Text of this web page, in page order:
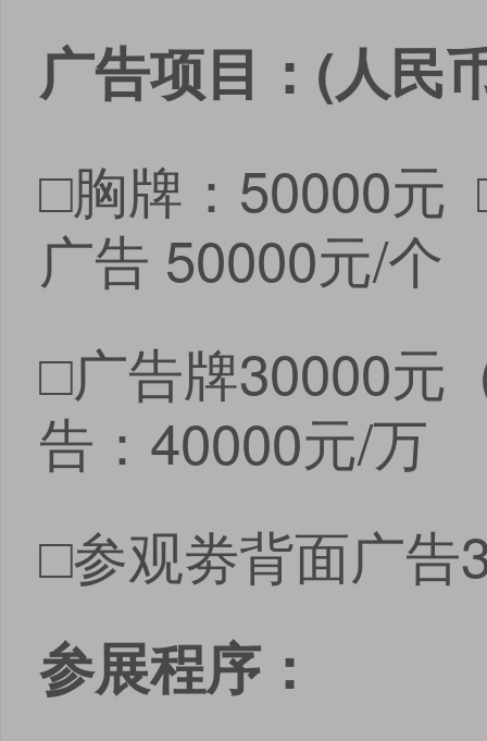
广告项目：(人民
□胸牌：50000
广告 50000元/个
□广告牌30000元
告：40000元/万
□参观劵背面广
参展程序：